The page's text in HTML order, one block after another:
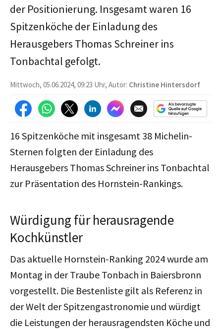
der Positionierung. Insgesamt waren 16
Spitzenköche der Einladung des
Herausgebers Thomas Schreiner ins
Tonbachtal gefolgt.
Mittwoch, 05.06.2024, 09:23 Uhr, Autor: Christine Hintersdorf
16 Spitzenköche mit insgesamt 38 Michelin-
Sternen folgten der Einladung des
Herausgebers Thomas Schreiner ins Tonbachtal
zur Präsentation des Hornstein-Rankings.
Würdigung für herausragende
Kochkünstler
Das aktuelle Hornstein-Ranking 2024 wurde am
Montag in der Traube Tonbach in Baiersbronn
vorgestellt. Die Bestenliste gilt als Referenz in
der Welt der Spitzengastronomie und würdigt
die Leistungen der herausragendsten Köche und